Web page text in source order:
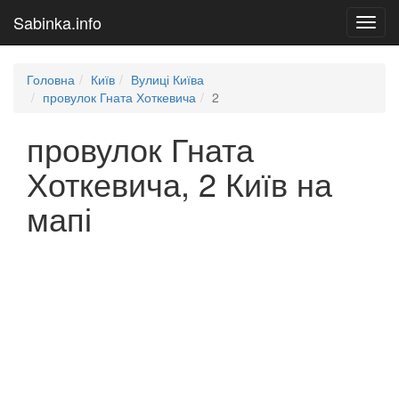
Sabinka.info
Головна Київ
Вулиці Київа
провулок Гната Хоткевича
2
провулок Гната
Хоткевича, 2 Київ на
мапі